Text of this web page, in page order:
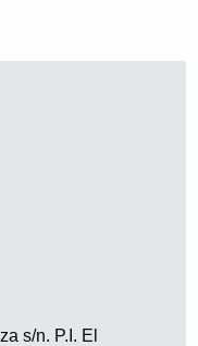
s/n. P.I. El